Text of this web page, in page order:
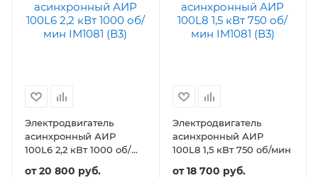
Электродвигатель
асинхронный АИР
100L6 2,2 кВт 1000 об/
от20 800 руб.
Электродвигатель
асинхронный АИР
100L8 1,5 кВт 750 об/мин
от18 700 руб.